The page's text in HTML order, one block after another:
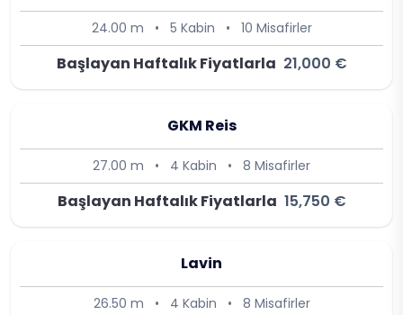
24.00 m • 5 Kabin • 10 Misafirler
Başlayan Haftalık Fiyatlarla 21,000 €
GKM Reis
27.00 m • 4 Kabin • 8 Misafirler
Başlayan Haftalık Fiyatlarla 15,750 €
Lavin
26.50 m • 4 Kabin • 8 Misafirler